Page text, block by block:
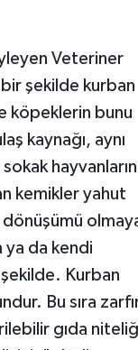
Veteriner
bir şekilde kurban
köpeklerin bunu
kaynağı, aynı
kemikler yahut
ya da kendi
Kurban
Bu sıra
gıda